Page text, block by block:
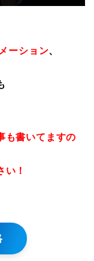
ーション、
も書いてますの
い！